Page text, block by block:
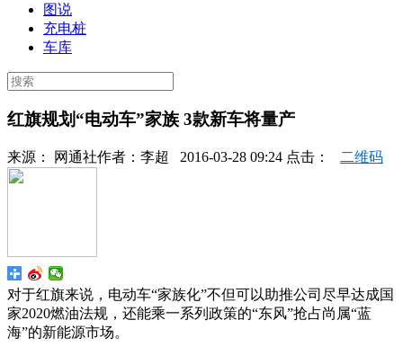
图说
充电桩
车库
红旗规划“电动车”家族 3款新车将量产
来源： 网通社作者： 李超 2016-03-28 09:24 点击： 二维码
对于红旗来说，电动车“家族化”不但可以助推公司尽早达成国
家2020燃油法规，还能乘一系列政策的“东风”抢占尚属“蓝
海”的新能源市场。